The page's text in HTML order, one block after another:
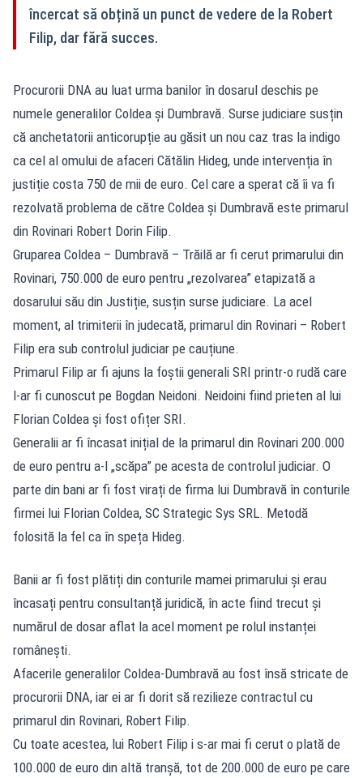
încercat să obțină un punct de vedere de la Robert
Filip, dar fără succes.
Procurorii DNA au luat urma banilor în dosarul deschis pe
numele generalilor Coldea și Dumbravă. Surse judiciare susțin
că anchetatorii anticorupție au găsit un nou caz tras la indigo
ca cel al omului de afaceri Cătălin Hideg, unde intervenția în
justiție costa 750 de mii de euro. Cel care a sperat că îi va fi
rezolvată problema de către Coldea și Dumbravă este primarul
din Rovinari Robert Dorin Filip.
Gruparea Coldea – Dumbravă – Trăilă ar fi cerut primarului din
Rovinari, 750.000 de euro pentru „rezolvarea” etapizată a
dosarului său din Justiție, susțin surse judiciare. La acel
moment, al trimiterii în judecată, primarul din Rovinari – Robert
Filip era sub controlul judiciar pe cauțiune.
Primarul Filip ar fi ajuns la foștii generali SRI printr-o rudă care
l-ar fi cunoscut pe Bogdan Neidoni. Neidoini fiind prieten al lui
Florian Coldea și fost ofițer SRI.
Generalii ar fi încasat inițial de la primarul din Rovinari 200.000
de euro pentru a-l „scăpa” pe acesta de controlul judiciar. O
parte din bani ar fi fost virați de firma lui Dumbravă în conturile
firmei lui Florian Coldea, SC Strategic Sys SRL. Metodă
folosită la fel ca în speța Hideg.
Banii ar fi fost plătiți din conturile mamei primarului și erau
încasați pentru consultanță juridică, în acte fiind trecut și
numărul de dosar aflat la acel moment pe rolul instanței
românești.
Afacerile generalilor Coldea-Dumbravă au fost însă stricate de
procurorii DNA, iar ei ar fi dorit să rezilieze contractul cu
primarul din Rovinari, Robert Filip.
Cu toate acestea, lui Robert Filip i s-ar mai fi cerut o plată de
100.000 de euro din altă tranșă, tot de 200.000 de euro pe care